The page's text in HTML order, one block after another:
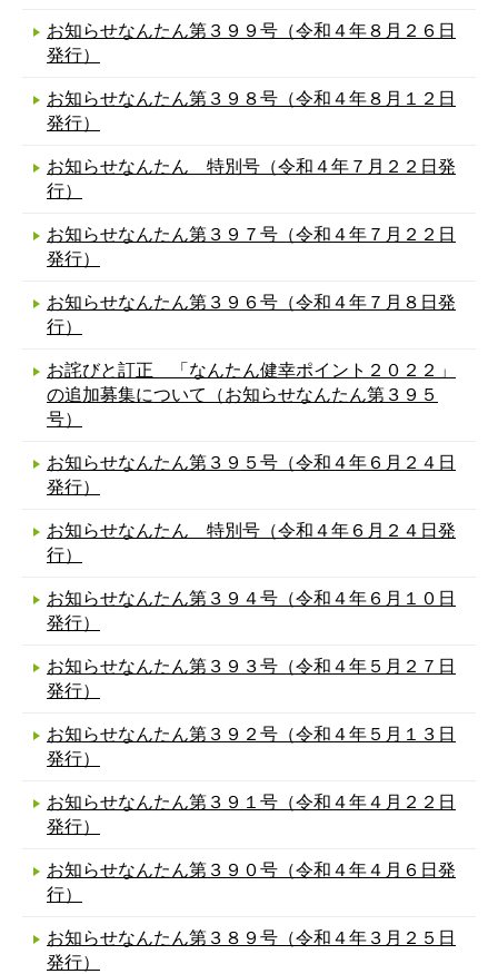
お知らせなんたん第３９９号（令和４年８月２６日
発行）
お知らせなんたん第３９８号（令和４年８月１２日
発行）
お知らせなんたん 特別号（令和４年７月２２日発
行）
お知らせなんたん第３９７号（令和４年７月２２日
発行）
お知らせなんたん第３９６号（令和４年７月８日発
行）
お詫びと訂正 「なんたん健幸ポイント２０２２」
の追加募集について（お知らせなんたん第３９５
号）
お知らせなんたん第３９５号（令和４年６月２４日
発行）
お知らせなんたん 特別号（令和４年６月２４日発
行）
お知らせなんたん第３９４号（令和４年６月１０日
発行）
お知らせなんたん第３９３号（令和４年５月２７日
発行）
お知らせなんたん第３９２号（令和４年５月１３日
発行）
お知らせなんたん第３９１号（令和４年４月２２日
発行）
お知らせなんたん第３９０号（令和４年４月６日発
行）
お知らせなんたん第３８９号（令和４年３月２５日
発行）